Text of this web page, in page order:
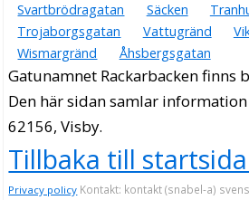
Svartbrödragatan
Säcken
Trojaborgsgatan
Vattugränd
Wismargränd
Åhsbergsgatan
Gatunamnet Rackarbacken finns
Den här sidan samlar information
62156, Visby.
Tillbaka till
Privacy policy Kontakt: kontakt (snabel-a)